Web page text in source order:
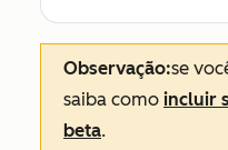
Observação:se
saiba como incluir
beta.